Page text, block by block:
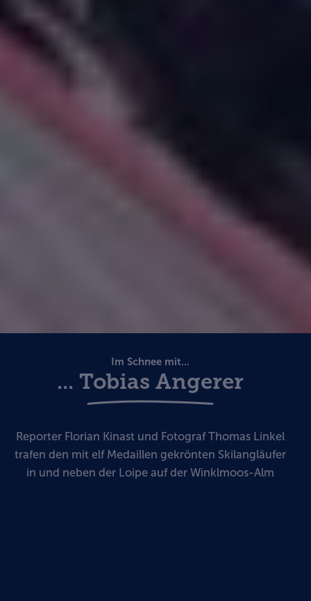
Im Schnee mit...
... Tobias Angerer
Reporter Florian Kinast und Fotograf Thomas Linkel
trafen den mit elf Medaillen gekrönten Skilangläufer
in und neben der Loipe auf der Winklmoos-Alm